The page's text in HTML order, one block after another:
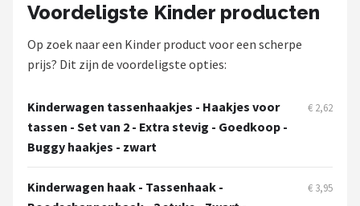
Voordeligste Kinder producten
Op zoek naar een Kinder product voor een scherpe
prijs? Dit zijn de voordeligste opties:
Kinderwagen tassenhaakjes - Haakjes voor
tassen - Set van 2 - Extra stevig - Goedkoop -
Buggy haakjes - zwart
€ 2,62
Kinderwagen haak - Tassenhaak -
€ 3,95